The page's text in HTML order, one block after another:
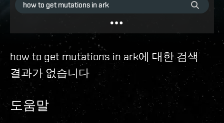
how to get mutations in ark에 대한 검색
결과가 없습니다
도움말